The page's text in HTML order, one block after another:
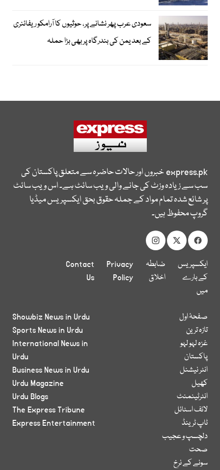
سعودی عرب پھر نشانے پر، حوثیوں کا آرامکو ریفائنری
کے بعد یمن کی بندرگاہ پر بھی بڑا حملہ
express.pkخبروں اور حالات حاضرہ سے متعلق پاکستان کی
سب سے زیادہ وزٹ کی جانے والی ویب سائٹ ہے۔ اس ویب سائٹ
پر شائع شدہ تمام مواد کے جملہ حقوق بحق ایکسپریس میڈیا
گروپ محفوظ ہیں۔
ایکسپریس
کے بارے
میں
ضابطہ
اخلاق
Privacy
Policy
Contact
Us
صفحۂ اول
تازہ ترین
غزہ لہو لہو
پاکستان
انٹر نیشنل
کھیل
انٹرٹینمنٹ
لائف اسٹائل
ٹاپ ٹرینڈ
دلچسپ و عجیب
صحت
سونے کے نرخ
Showbiz News in Urdu
Sports News in Urdu
International News in
Urdu
Business News in Urdu
Urdu Magazine
Urdu Blogs
The Express Tribune
Express Entertainment